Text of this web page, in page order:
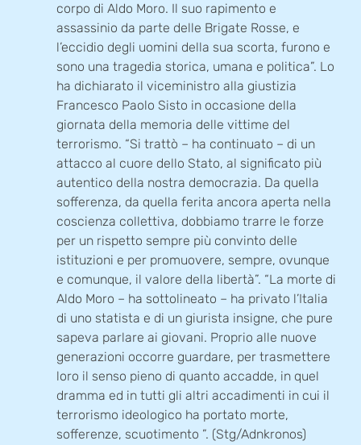
corpo di Aldo Moro. Il suo rapimento e
assassinio da parte delle Brigate Rosse, e
l’eccidio degli uomini della sua scorta, furono e
sono una tragedia storica, umana e politica”. Lo
ha dichiarato il viceministro alla giustizia
Francesco Paolo Sisto in occasione della
giornata della memoria delle vittime del
terrorismo. “Si trattò – ha continuato – di un
attacco al cuore dello Stato, al significato più
autentico della nostra democrazia. Da quella
sofferenza, da quella ferita ancora aperta nella
coscienza collettiva, dobbiamo trarre le forze
per un rispetto sempre più convinto delle
istituzioni e per promuovere, sempre, ovunque
e comunque, il valore della libertà”. “La morte di
Aldo Moro – ha sottolineato – ha privato l’Italia
di uno statista e di un giurista insigne, che pure
sapeva parlare ai giovani. Proprio alle nuove
generazioni occorre guardare, per trasmettere
loro il senso pieno di quanto accadde, in quel
dramma ed in tutti gli altri accadimenti in cui il
terrorismo ideologico ha portato morte,
sofferenze, scuotimento ”. (Stg/Adnkronos)